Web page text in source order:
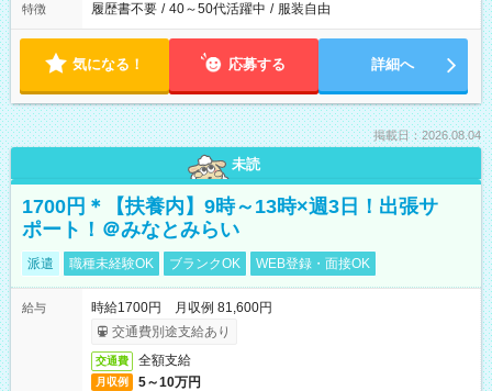
特徴 履歴書不要 / 40～50代活躍中 / 服装自由
気になる！ 応募する 詳細へ
掲載日：2026.08.04
未読
1700円＊【扶養内】9時～13時×週3日！出張サ
ポート！＠みなとみらい
派遣 職種未経験OK ブランクOK WEB登録・面接OK
給与
時給1700円 月収例 81,600円
交通費別途支給あり
交通費 全額支給
月収例 5～10万円